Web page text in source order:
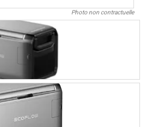
Photo non contractuelle